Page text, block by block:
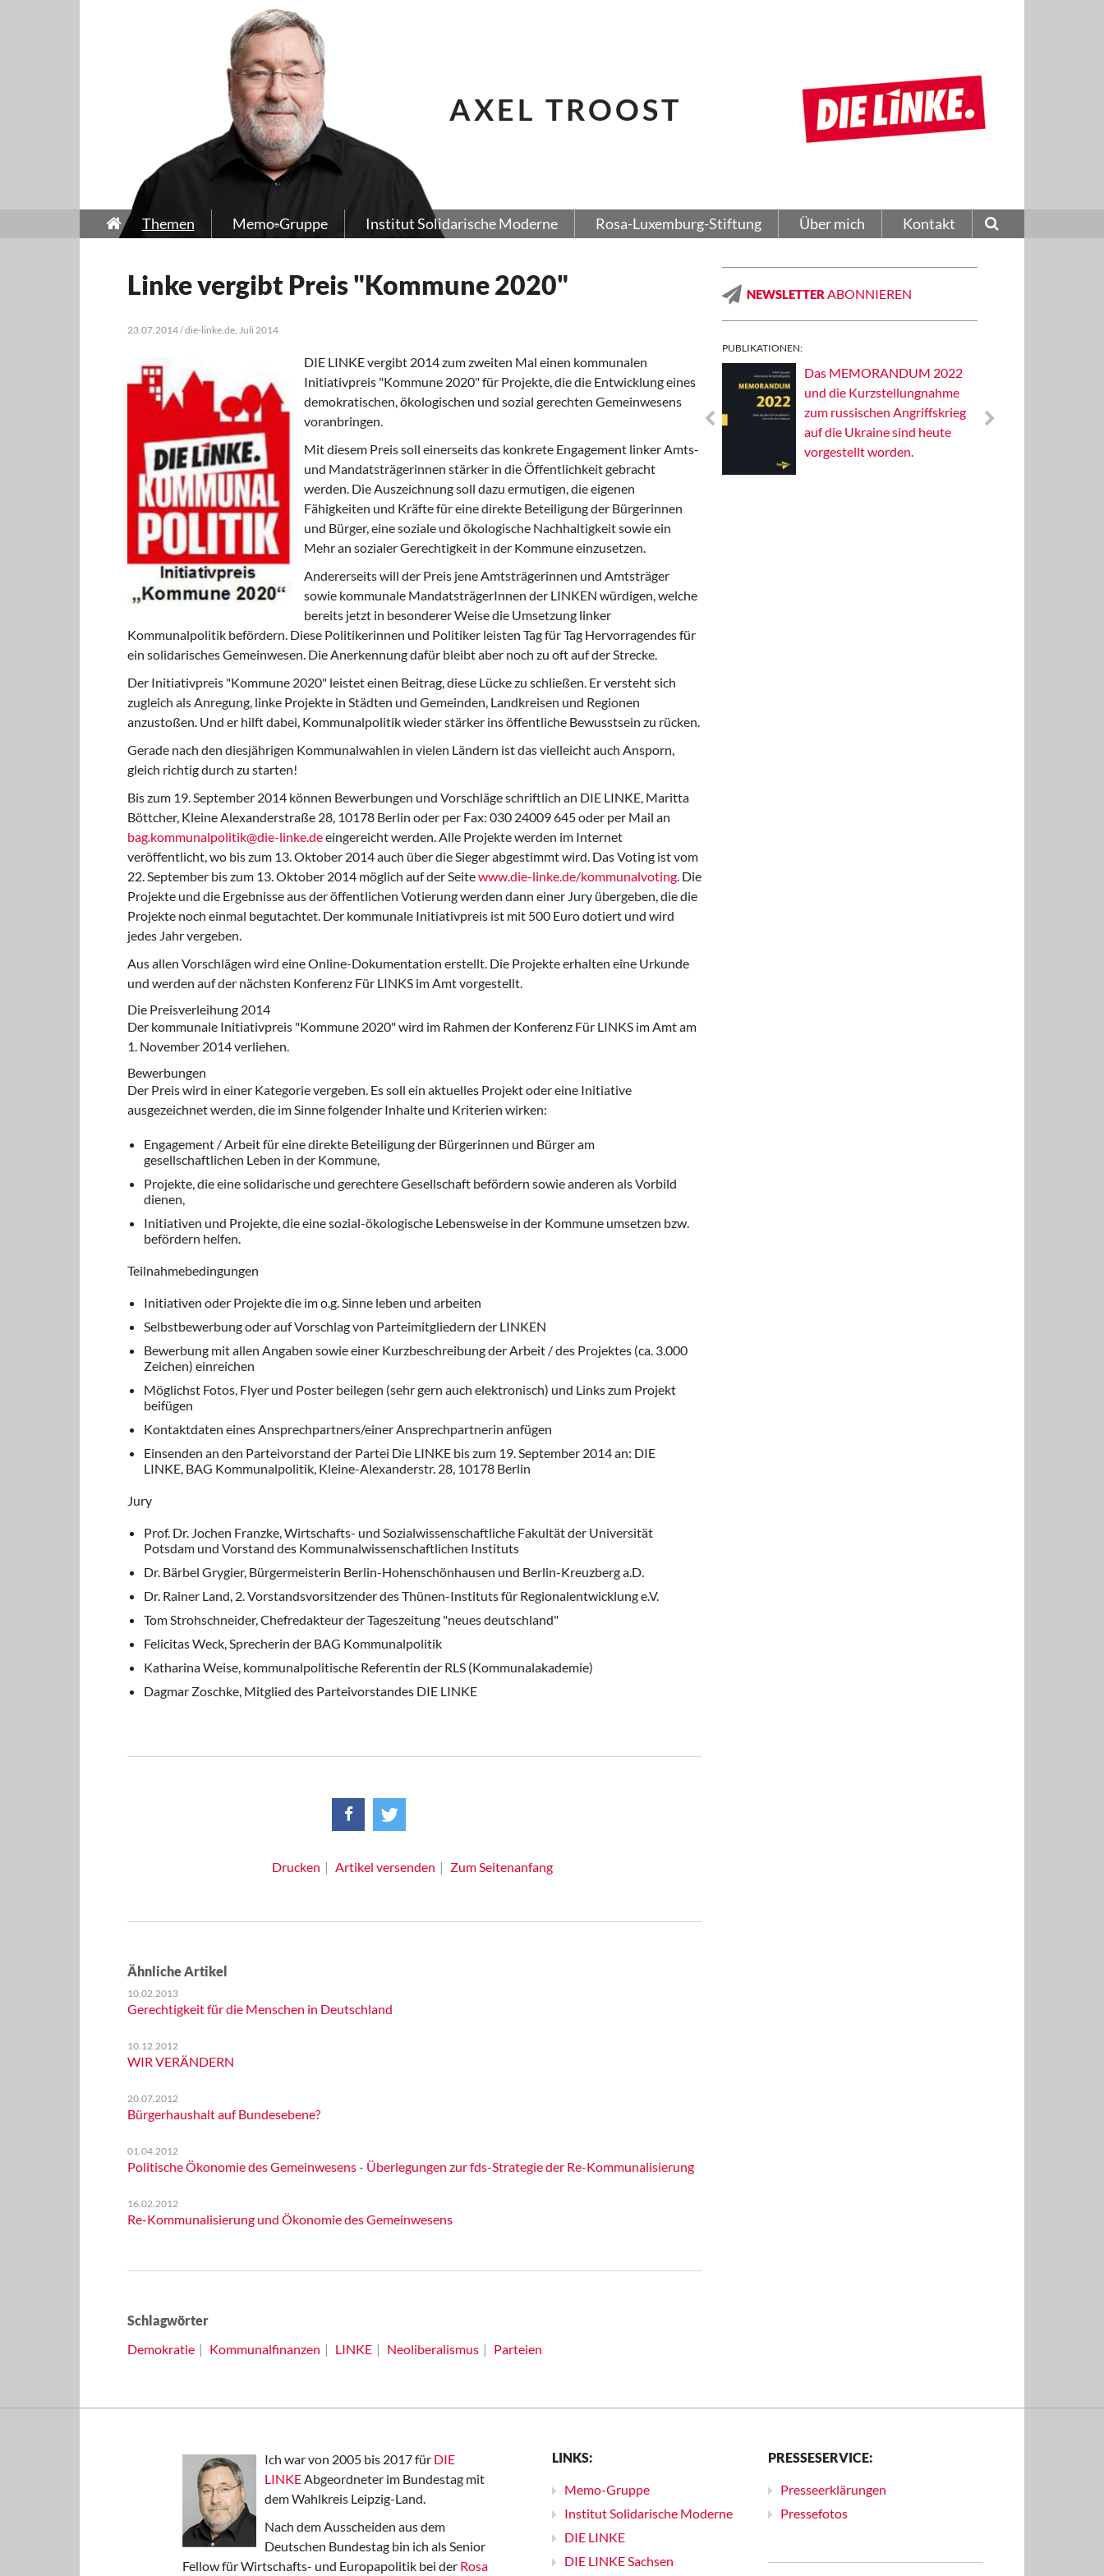
AXEL TROOST
Themen Memo-Gruppe Institut Solidarische Moderne Rosa-Luxemburg-Stiftung Über mich Kontakt
Linke vergibt Preis "Kommune 2020"
23.07.2014 / die-linke.de, Juli 2014
DIE LINKE vergibt 2014 zum zweiten Mal einen kommunalen
Initiativpreis "Kommune 2020" für Projekte, die die Entwicklung eines
demokratischen, ökologischen und sozial gerechten Gemeinwesens
voranbringen.
Mit diesem Preis soll einerseits das konkrete Engagement linker Amts-
und Mandatsträgerinnen stärker in die Öffentlichkeit gebracht
werden. Die Auszeichnung soll dazu ermutigen, die eigenen
Fähigkeiten und Kräfte für eine direkte Beteiligung der Bürgerinnen
und Bürger, eine soziale und ökologische Nachhaltigkeit sowie ein
Mehr an sozialer Gerechtigkeit in der Kommune einzusetzen.
Andererseits will der Preis jene Amtsträgerinnen und Amtsträger
sowie kommunale MandatsträgerInnen der LINKEN würdigen, welche
bereits jetzt in besonderer Weise die Umsetzung linker
Kommunalpolitik befördern. Diese Politikerinnen und Politiker leisten Tag für Tag Hervorragendes für
ein solidarisches Gemeinwesen. Die Anerkennung dafür bleibt aber noch zu oft auf der Strecke.
Der Initiativpreis "Kommune 2020" leistet einen Beitrag, diese Lücke zu schließen. Er versteht sich
zugleich als Anregung, linke Projekte in Städten und Gemeinden, Landkreisen und Regionen
anzustoßen. Und er hilft dabei, Kommunalpolitik wieder stärker ins öffentliche Bewusstsein zu rücken.
Gerade nach den diesjährigen Kommunalwahlen in vielen Ländern ist das vielleicht auch Ansporn,
gleich richtig durch zu starten!
Bis zum 19. September 2014 können Bewerbungen und Vorschläge schriftlich an DIE LINKE, Maritta
Böttcher, Kleine Alexanderstraße 28, 10178 Berlin oder per Fax: 030 24009 645 oder per Mail an
bag.kommunalpolitik@die-linke.deeingereicht werden. Alle Projekte werden im Internet
veröffentlicht, wo bis zum 13. Oktober 2014 auch über die Sieger abgestimmt wird. Das Voting ist vom
22. September bis zum 13. Oktober 2014 möglich auf der Seitewww.die-linke.de/kommunalvoting. Die
Projekte und die Ergebnisse aus der öffentlichen Votierung werden dann einer Jury übergeben, die die
Projekte noch einmal begutachtet. Der kommunale Initiativpreis ist mit 500 Euro dotiert und wird
jedes Jahr vergeben.
Aus allen Vorschlägen wird eine Online-Dokumentation erstellt. Die Projekte erhalten eine Urkunde
und werden auf der nächsten Konferenz Für LINKS im Amt vorgestellt.
Die Preisverleihung 2014
Der kommunale Initiativpreis "Kommune 2020" wird im Rahmen der Konferenz Für LINKS im Amt am
1. November 2014 verliehen.
Bewerbungen
Der Preis wird in einer Kategorie vergeben. Es soll ein aktuelles Projekt oder eine Initiative
ausgezeichnet werden, die im Sinne folgender Inhalte und Kriterien wirken:
Engagement / Arbeit für eine direkte Beteiligung der Bürgerinnen und Bürger am
gesellschaftlichen Leben in der Kommune,
Projekte, die eine solidarische und gerechtere Gesellschaft befördern sowie anderen als Vorbild
dienen,
Initiativen und Projekte, die eine sozial-ökologische Lebensweise in der Kommune umsetzen bzw.
befördern helfen.
Teilnahmebedingungen
Initiativen oder Projekte die im o.g. Sinne leben und arbeiten
Selbstbewerbung oder auf Vorschlag von Parteimitgliedern der LINKEN
Bewerbung mit allen Angaben sowie einer Kurzbeschreibung der Arbeit / des Projektes (ca. 3.000
Zeichen) einreichen
Möglichst Fotos, Flyer und Poster beilegen (sehr gern auch elektronisch) und Links zum Projekt
beifügen
Kontaktdaten eines Ansprechpartners/einer Ansprechpartnerin anfügen
Einsenden an den Parteivorstand der Partei Die LINKE bis zum 19. September 2014 an: DIE
LINKE, BAG Kommunalpolitik, Kleine-Alexanderstr. 28, 10178 Berlin
Jury
Prof. Dr. Jochen Franzke, Wirtschafts- und Sozialwissenschaftliche Fakultät der Universität
Potsdam und Vorstand des Kommunalwissenschaftlichen Instituts
Dr. Bärbel Grygier, Bürgermeisterin Berlin-Hohenschönhausen und Berlin-Kreuzberg a.D.
Dr. Rainer Land, 2. Vorstandsvorsitzender des Thünen-Instituts für Regionalentwicklung e.V.
Tom Strohschneider, Chefredakteur der Tageszeitung "neues deutschland"
Felicitas Weck, Sprecherin der BAG Kommunalpolitik
Katharina Weise, kommunalpolitische Referentin der RLS (Kommunalakademie)
Dagmar Zoschke, Mitglied des Parteivorstandes DIE LINKE
Drucken Artikel versenden Zum Seitenanfang
Ähnliche Artikel
10.02.2013
Gerechtigkeit für die Menschen in Deutschland
10.12.2012
WIR VERÄNDERN
20.07.2012
Bürgerhaushalt auf Bundesebene?
01.04.2012
Politische Ökonomie des Gemeinwesens - Überlegungen zur fds-Strategie der Re-Kommunalisierung
16.02.2012
Re-Kommunalisierung und Ökonomie des Gemeinwesens
Schlagwörter
Demokratie
Kommunalfinanzen LINKE Neoliberalismus Parteien
NEWSLETTER ABONNIEREN
PUBLIKATIONEN:
Solidarisches EUropa -
Mosaiklinke Perspektiven
Das MEMORANDUM 2022
und die Kurzstellungnahme
zum russischen Angriffskrieg
auf die Ukraine sind heute
vorgestellt worden.
Ich war von 2005 bis 2017 für DIE
LINKEAbgeordneter im Bundestag mit
dem Wahlkreis Leipzig-Land.
Nach dem Ausscheiden aus dem
Deutschen Bundestag bin ich als Senior
Fellow für Wirtschafts- und Europapolitik bei der Rosa
LINKS:
Memo-Gruppe
Institut Solidarische Moderne
DIE LINKE
DIE LINKE Sachsen
PRESSESERVICE:
Presseerklärungen
Pressefotos